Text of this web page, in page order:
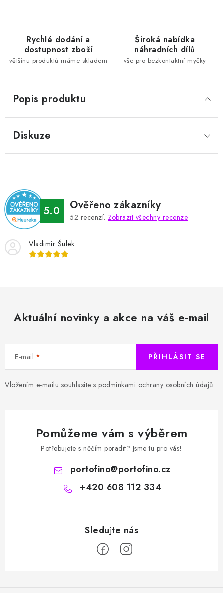
Rychlé dodání a
dostupnost zboží
většinu produktů máme skladem
Široká nabídka
náhradních dílů
vše pro bezkontaktní myčky
Popis produktu
Diskuze
5.0 Ověřeno zákazníky
52 recenzí. Zobrazit všechny recenze
Vladimír Šulek
Aktuální novinky a akce na váš e-mail
E-mail
Vložením e-mailu souhlasíte s podmínkami ochrany osobních údajů
PŘIHLÁSIT SE
Pomůžeme vám s výběrem
Potřebujete s něčím poradit? Jsme tu pro vás!
portofino@portofino.cz
+420 608 112 334